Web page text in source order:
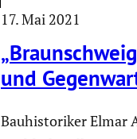
17. Mai 2021
und
Bauhistoriker Elmar